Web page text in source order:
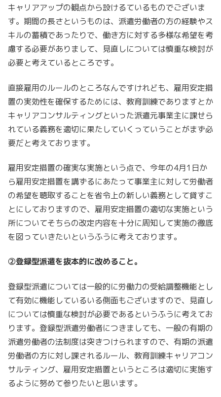
キャリアアップの観点から設けるているものでございま
す。期間の長さというものは、派遣労働者の方の経験やス
キルの蓄積であったりで、働き方に対する多様な希望を考
慮する必要がありまして、見直しについては慎重な検討が
必要と考えているところです。
直接雇用のルールのところなんですけれども、雇用安定措
置の実効性を確保するためには、教育訓練でありますとか
キャリアコンサルティングといった派遣元事業主に課せら
れている義務を適切に果たしていくっていうことがまず必
要だと考えております。
雇用安定措置の確実な実施という点で、今年の4月1日か
ら雇用安定措置を講ずるにあたって事業主に対して労働者
の希望を聴取することを省令上の新しい義務として貸すこ
とにしておりますので、雇用安定措置の適切な実施という
所についてそちらの改定内容を十分に周知して実施の徹底
を図っていきたいというふうに考えております。
②登録型派遣を抜本的に改めること。
登録型派遣については一般的に労働力の受給調整機能とし
て有効に機能しているいる側面もございますので、見直し
については慎重な検討が必要であるというふうに考えてお
ります。登録型派遣労働者につきましても、一般の有期の
派遣労働者の法制度は突きつけられますので、有期の派遣
労働者の方に対し課されるルール、教育訓練キャリアコン
サルティング、雇用安定措置というところは適切に実施す
るように努めて参りたいと思います。